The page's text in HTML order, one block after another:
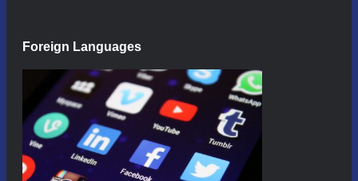
Foreign Languages